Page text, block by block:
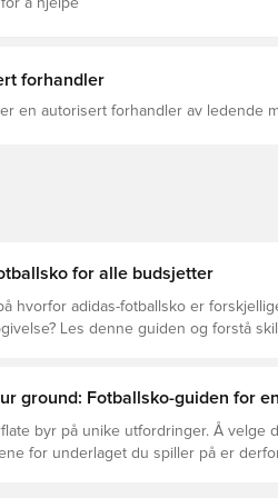
å hjelpe
forhandler
en autorisert forhandler av ledende
for alle budsjetter
hvorfor adidas-fotballsko er
Les denne guiden og forstå
ground: Fotballsko-guiden for
byr på unike utfordringer. Å velge
for underlaget du spiller på er